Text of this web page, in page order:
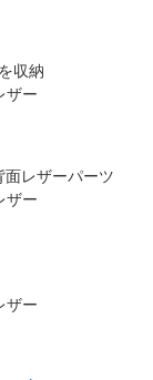
収納
ザー
面レザーパーツ
ザー
ザー